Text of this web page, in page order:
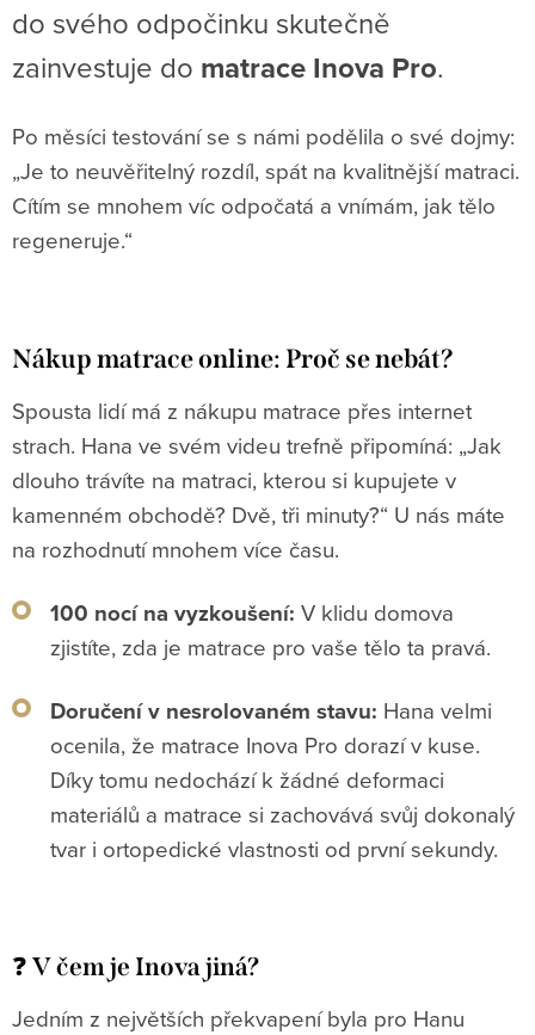
do svého odpočinku skutečně
zainvestuje do matrace Inova Pro.
Po měsíci testování se s námi podělila o své dojmy:
„Je to neuvěřitelný rozdíl, spát na kvalitnější matraci.
Cítím se mnohem víc odpočatá a vnímám, jak tělo
regeneruje.“
Nákup matrace online: Proč se nebát?
Spousta lidí má z nákupu matrace přes internet
strach. Hana ve svém videu trefně připomíná: „Jak
dlouho trávíte na matraci, kterou si kupujete v
kamenném obchodě? Dvě, tři minuty?“ U nás máte
na rozhodnutí mnohem více času.
100 nocí na vyzkoušení: V klidu domova
zjistíte, zda je matrace pro vaše tělo ta pravá.
Doručení v nesrolovaném stavu: Hana velmi
ocenila, že matrace Inova Pro dorazí v kuse.
Díky tomu nedochází k žádné deformaci
materiálů a matrace si zachovává svůj dokonalý
tvar i ortopedické vlastnosti od první sekundy.
❓V čem je Inova jiná?
Jedním z největších překvapení byla pro Hanu